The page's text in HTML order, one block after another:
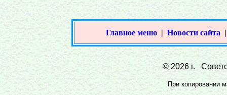
Главное меню | Новости сайта
© 2026 г.
При копировании